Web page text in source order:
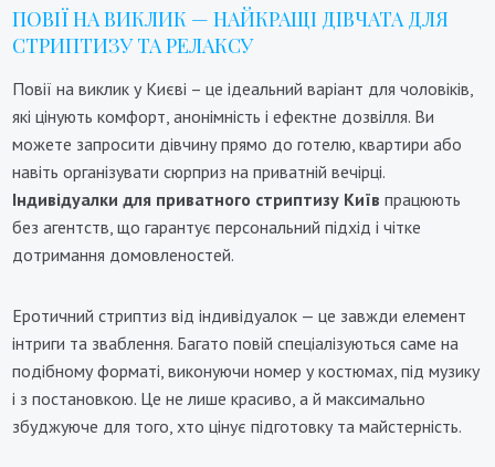
ПОВІЇ НА ВИКЛИК — НАЙКРАЩІ ДІВЧАТА ДЛЯ
СТРИПТИЗУ ТА РЕЛАКСУ
Повії на виклик у Києві – це ідеальний варіант для чоловіків,
які цінують комфорт, анонімність і ефектне дозвілля. Ви
можете запросити дівчину прямо до готелю, квартири або
навіть організувати сюрприз на приватній вечірці.
Індивідуалки для приватного стриптизу Київ працюють
без агентств, що гарантує персональний підхід і чітке
дотримання домовленостей.
Еротичний стриптиз від індивідуалок — це завжди елемент
інтриги та зваблення. Багато повій спеціалізуються саме на
подібному форматі, виконуючи номер у костюмах, під музику
і з постановкою. Це не лише красиво, а й максимально
збуджуюче для того, хто цінує підготовку та майстерність.